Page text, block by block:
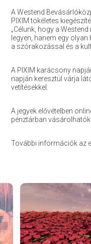
A Westend
PIXIM tökéletes
„Célunk, hogy a
legyen, hanem egy
a szórakozással és a
A PIXIM karácsony
napján keresztül várja
vetítésekkel.
A jegyek elővételben
pénztárban vásárolhatók
További információk az